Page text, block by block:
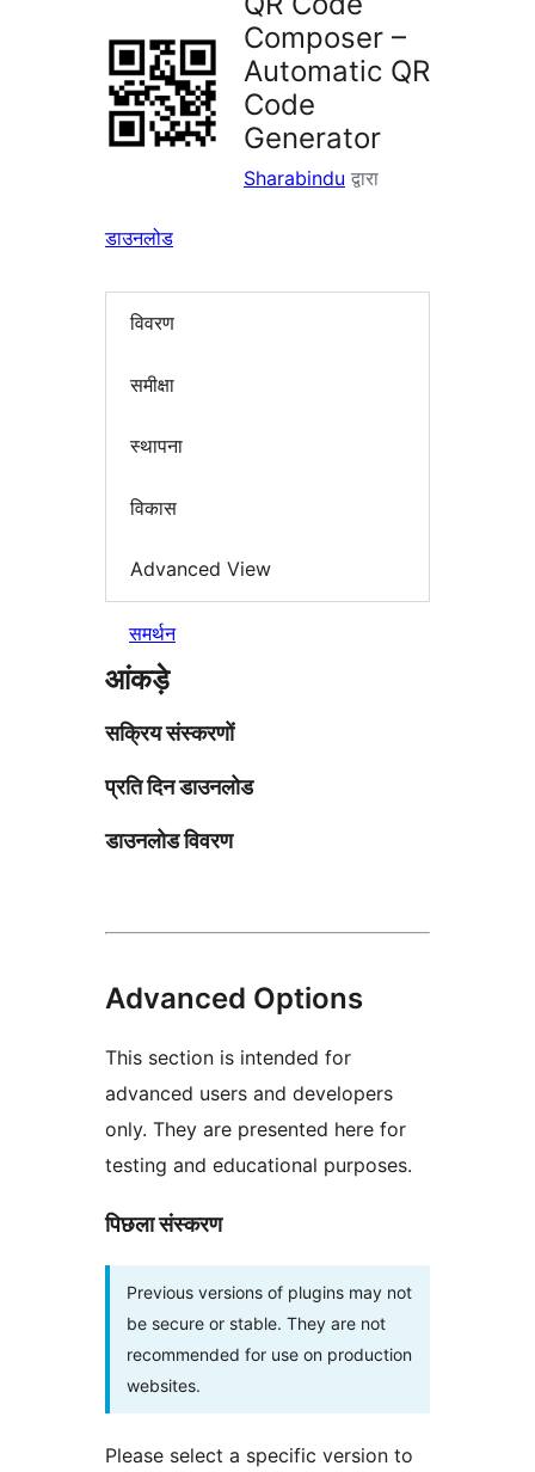
Composer –
Automatic QR
Code
Generator
Sharabindu द्वारा
डाउनलोड
विवरण
समीक्षा
स्थापना
विकास
Advanced View
समर्थन
आंकड़े
सक्रिय संस्करणों
प्रति दिन डाउनलोड
डाउनलोड विवरण
Advanced Options
This section is intended for
advanced users and developers
only. They are presented here for
testing and educational purposes.
पिछला संस्करण
Previous versions of plugins may not
be secure or stable. They are not
recommended for use on production
websites.
Please select a specific version to